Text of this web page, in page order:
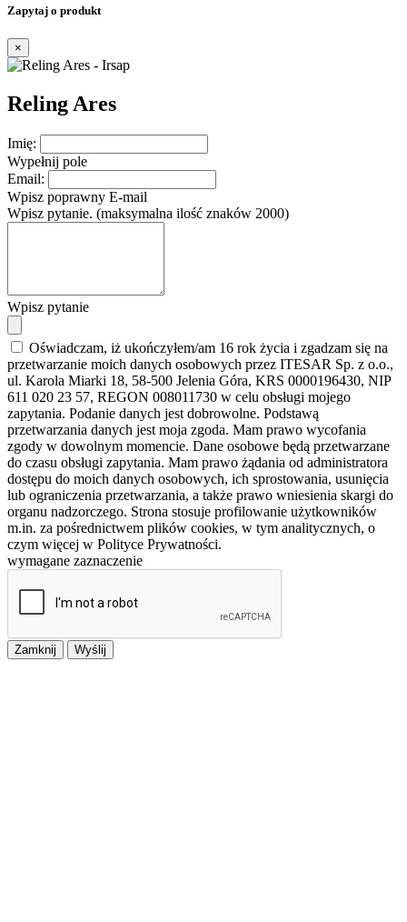
Zapytaj o produkt
×
Reling Ares
Imię:
Wypełnij pole
Email:
Wpisz poprawny E-mail
Wpisz pytanie. (maksymalna ilość znaków 2000)
Wpisz pytanie
Oświadczam, iż ukończyłem/am 16 rok życia i zgadzam się na
przetwarzanie moich danych osobowych przez ITESAR Sp. z o.o.,
ul. Karola Miarki 18, 58-500 Jelenia Góra, KRS 0000196430, NIP
611 020 23 57, REGON 008011730 w celu obsługi mojego
zapytania. Podanie danych jest dobrowolne. Podstawą
przetwarzania danych jest moja zgoda. Mam prawo wycofania
zgody w dowolnym momencie. Dane osobowe będą przetwarzane
do czasu obsługi zapytania. Mam prawo żądania od administratora
dostępu do moich danych osobowych, ich sprostowania, usunięcia
lub ograniczenia przetwarzania, a także prawo wniesienia skargi do
organu nadzorczego. Strona stosuje profilowanie użytkowników
m.in. za pośrednictwem plików cookies, w tym analitycznych, o
czym więcej w Polityce Prywatności.
wymagane zaznaczenie
Zamknij Wyślij